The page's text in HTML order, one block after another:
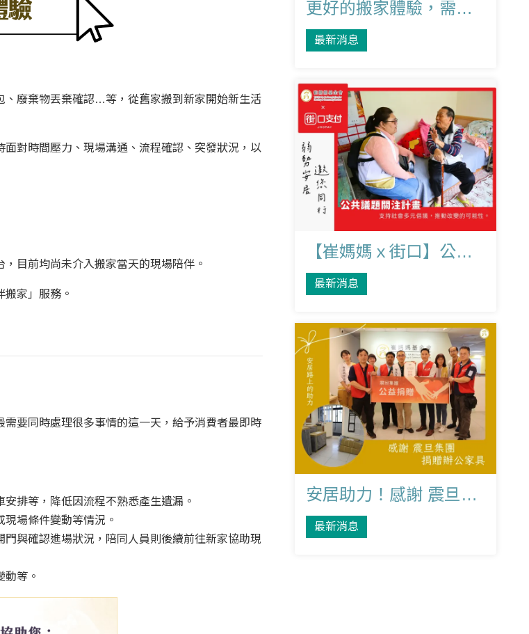
、廢棄物丟棄確認…等，從舊家搬到新家開始新生活
面對時間壓力、現場溝通、流程確認、突發狀況，以
目前均尚未介入搬家當天的現場陪伴。
家」服務。
需要同時處理很多事情的這一天，給予消費者最即時
排等，降低因流程不熟悉產生遺漏。
場條件變動等情況。
與確認進場狀況，陪同人員則後續前往新家協助現
動等。
更好的搬家體驗，需要您的意見！請協助「台灣搬家市場消費趨勢調查」
最新消息
【崔媽媽ｘ街口】公共議題關注計畫-支持社會多元倡議，推動改變的可能性
最新消息
安居助力！感謝 震旦集團 捐贈辦公家具予崔媽媽！
最新消息